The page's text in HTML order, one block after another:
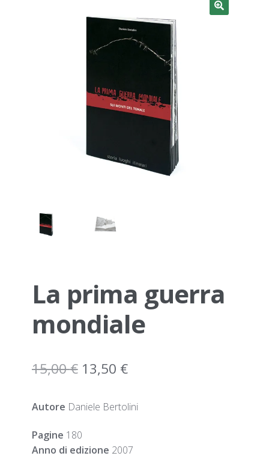
La prima guerra
mondiale
15,00€ Il
originale
era:
15,00 €.
13,50 €Il
attuale
13,50 €.
Autore Daniele Bertolini
Pagine 180
Anno di edizione 2007